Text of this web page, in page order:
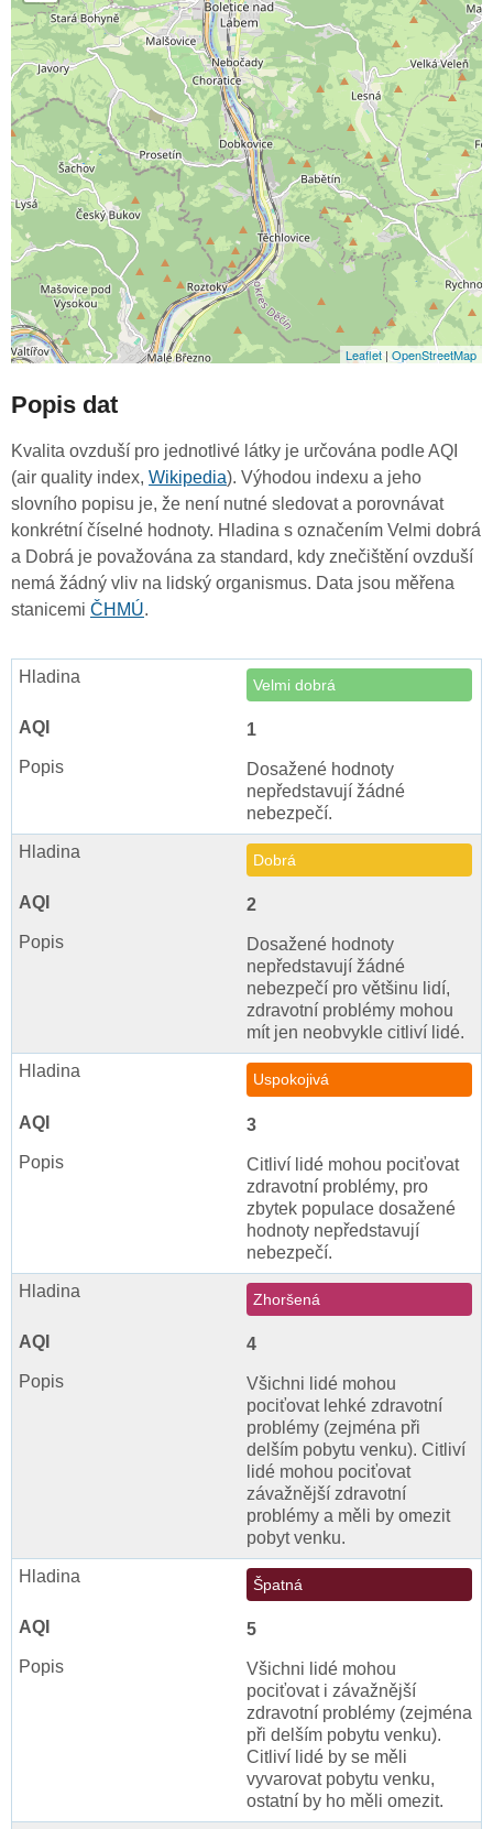
Leaflet|OpenStreetMap
Popis dat
Kvalita ovzduší pro jednotlivé látky je určována podle AQI
(air quality index, Wikipedia). Výhodou indexu a jeho
slovního popisu je, že není nutné sledovat a porovnávat
konkrétní číselné hodnoty. Hladina s označením Velmi dobrá
a Dobrá je považována za standard, kdy znečištění ovzduší
nemá žádný vliv na lidský organismus. Data jsou měřena
stanicemi ČHMÚ.
Velmi dobrá
1
Dosažené hodnoty
nepředstavují žádné
nebezpečí.
Dobrá
2
Dosažené hodnoty
nepředstavují žádné
nebezpečí pro většinu lidí,
zdravotní problémy mohou
mít jen neobvykle citliví lidé.
Uspokojivá
3
Citliví lidé mohou pociťovat
zdravotní problémy, pro
zbytek populace dosažené
hodnoty nepředstavují
nebezpečí.
Zhoršená
4
Všichni lidé mohou
pociťovat lehké zdravotní
problémy (zejména při
delším pobytu venku). Citliví
lidé mohou pociťovat
závažnější zdravotní
problémy a měli by omezit
pobyt venku.
Špatná
5
Všichni lidé mohou
pociťovat i závažnější
zdravotní problémy (zejména
při delším pobytu venku).
Citliví lidé by se měli
vyvarovat pobytu venku,
ostatní by ho měli omezit.